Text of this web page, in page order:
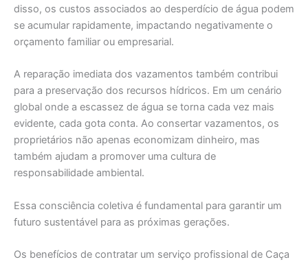
disso, os custos associados ao desperdício de água podem
se acumular rapidamente, impactando negativamente o
orçamento familiar ou empresarial.
A reparação imediata dos vazamentos também contribui
para a preservação dos recursos hídricos. Em um cenário
global onde a escassez de água se torna cada vez mais
evidente, cada gota conta. Ao consertar vazamentos, os
proprietários não apenas economizam dinheiro, mas
também ajudam a promover uma cultura de
responsabilidade ambiental.
Essa consciência coletiva é fundamental para garantir um
futuro sustentável para as próximas gerações.
Os benefícios de contratar um serviço profissional de Caça